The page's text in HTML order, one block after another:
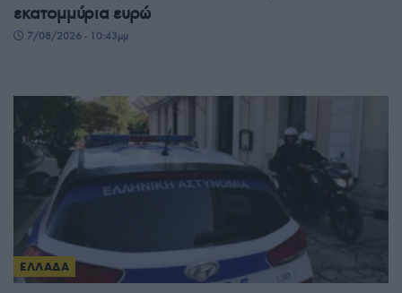
εκατομμύρια ευρώ
7/08/2026 - 10:43μμ
ΕΛΛΑΔΑ